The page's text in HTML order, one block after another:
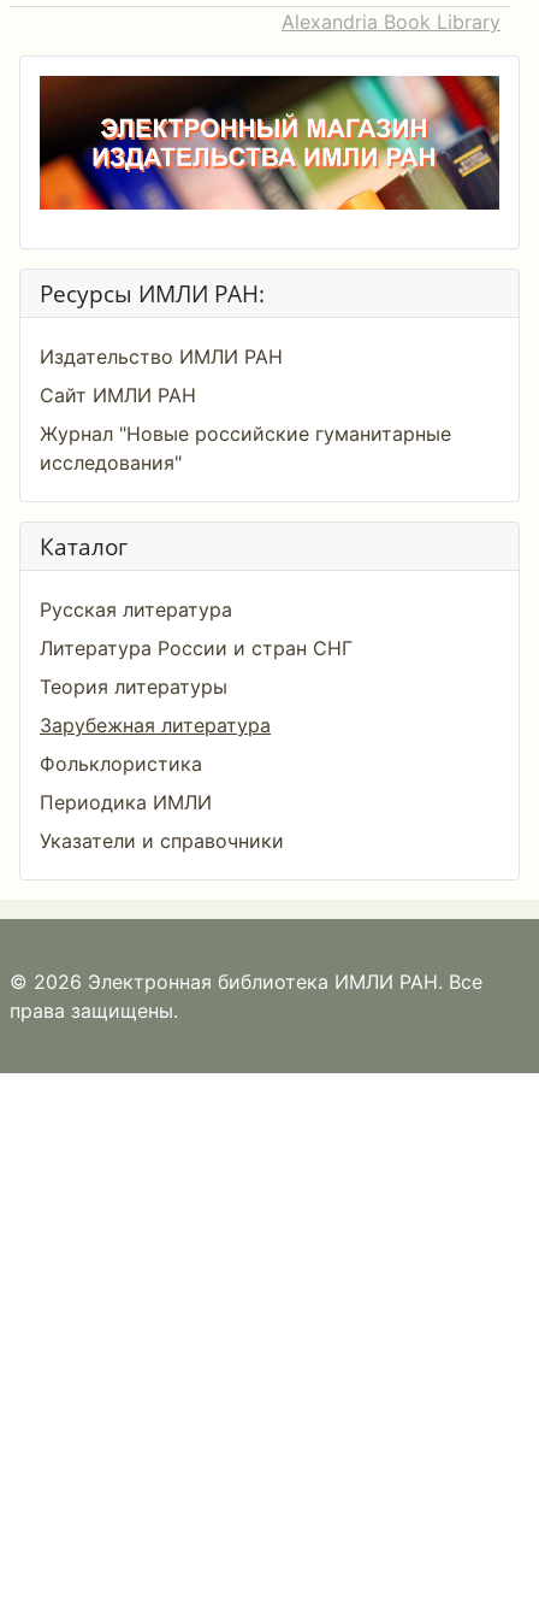
Alexandria Book Library
Ресурсы ИМЛИ РАН:
Издательство ИМЛИ РАН
Сайт ИМЛИ РАН
Журнал "Новые российские гуманитарные
исследования"
Каталог
Русская литература
Литература России и стран СНГ
Теория литературы
Зарубежная литература
Фольклористика
Периодика ИМЛИ
Указатели и справочники
© 2026 Электронная библиотека ИМЛИ РАН. Все
права защищены.